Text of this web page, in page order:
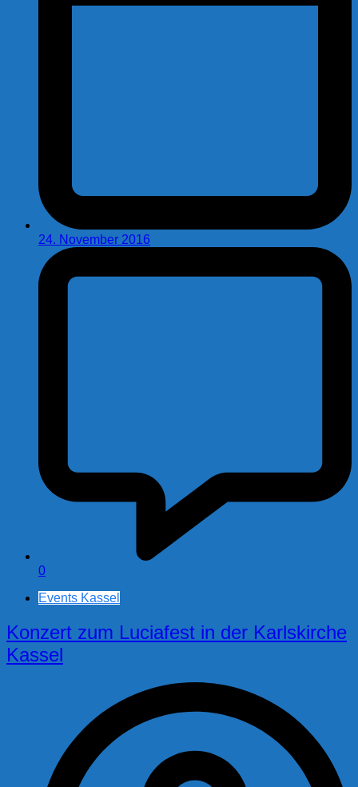
24. November 2016
0
Events Kassel
Konzert zum Luciafest in der Karlskirche
Kassel